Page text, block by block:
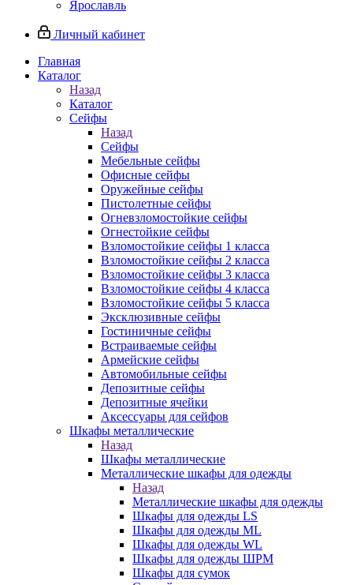
Ярославль
Личный кабинет
Главная
Каталог
Назад
Каталог
Сейфы
Назад
Сейфы
Мебельные сейфы
Офисные сейфы
Оружейные сейфы
Пистолетные сейфы
Огневзломостойкие сейфы
Огнестойкие сейфы
Взломостойкие сейфы 1 класса
Взломостойкие сейфы 2 класса
Взломостойкие сейфы 3 класса
Взломостойкие сейфы 4 класса
Взломостойкие сейфы 5 класса
Эксклюзивные сейфы
Гостиничные сейфы
Встраиваемые сейфы
Армейские сейфы
Автомобильные сейфы
Депозитные сейфы
Депозитные ячейки
Аксессуары для сейфов
Шкафы металлические
Назад
Шкафы металлические
Металлические шкафы для одежды
Назад
Металлические шкафы для одежды
Шкафы для одежды LS
Шкафы для одежды ML
Шкафы для одежды WL
Шкафы для одежды ШРМ
Шкафы для сумок